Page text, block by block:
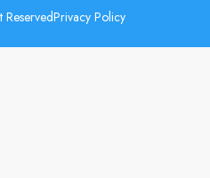
Privacy Policy